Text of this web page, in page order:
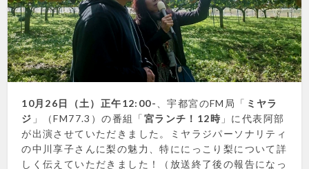
10月26日（土）正午12:00- 、宇都宮のFM局「 ミヤラ
ジ 」（FM77.3）の番組「宮ランチ！12時 」に代表阿部
が出演させていただきました。ミヤラジパーソナリティ
の中川享子さんに梨の魅力、特ににっこり梨について詳
しく伝えていただきました！（放送終了後の報告になっ